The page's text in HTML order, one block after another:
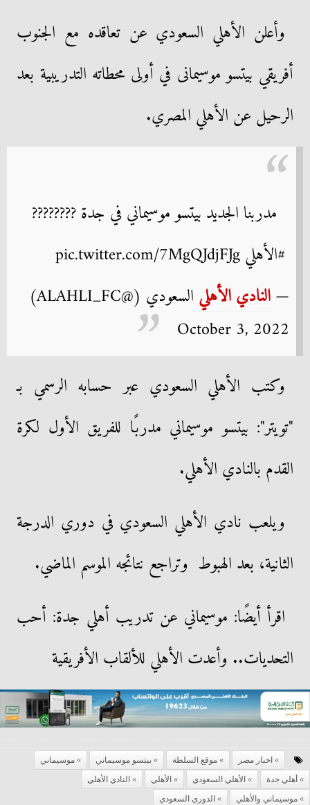
وأعلن الأهلي السعودي عن تعاقده مع الجنوب
أفريقي بيتسو موسيمانى في أولى محطاته التدريبية بعد
الرحيل عن الأهلي المصري.
مدربنا الجديد بيتسو موسيماني في جدة ????????
#الأهلي pic.twitter.com/7MgQJdjFJg
—النادي الأهلي
السعودي (@ALAHLI_FC)
October 3, 2022
وكتب الأهلي السعودي عبر حسابه الرسمي بـ
"تويتر": بيتسو موسيماني مدربًا للفريق الأول لكرة
القدم بالنادي الأهلي.
ويلعب نادي الأهلي السعودي في دوري الدرجة
الثانية، بعد الهبوط وتراجع نتائجه الموسم الماضي.
اقرأ أيضًا: موسيماني عن تدريب أهلي جدة: أحب
التحديات.. وأعدت الأهلي للألقاب الأفريقية
اخبار مصر موقع السلطة بيتسو موسيماني
موسيماني
أهلي جدة
الأهلي السعودي الأهلي
النادي الأهلي
موسيماني والأهلي
الدوري السعودي